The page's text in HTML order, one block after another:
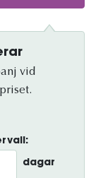
vid
dagar